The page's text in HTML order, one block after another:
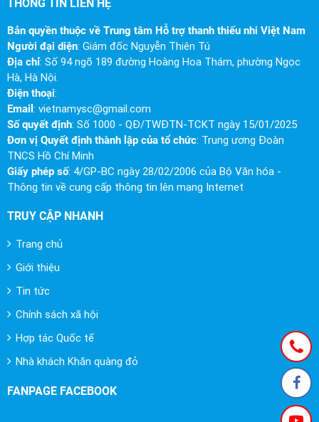
THÔNG TIN LIÊN HỆ
Bản quyền thuộc về Trung tâm Hỗ trợ thanh thiếu nhi Việt Nam
Người đại diện: Giám đốc Nguyễn Thiên Tú
Địa chỉ: Số 94 ngõ 189 đường Hoàng Hoa Thám, phường Ngọc
Hà, Hà Nội.
Điện thoại:
Email : vietnamysc@gmail.com
Số quyết định: Số 1000 - QĐ/TWĐTN-TCKT ngày 15/01/2025
Đơn vị Quyết định thành lập của tổ chức: Trung ương Đoàn
TNCS Hồ Chí Minh
Giấy phép số: 4/GP-BC ngày 28/02/2006 của Bộ Văn hóa -
Thông tin về cung cấp thông tin lên mạng Internet
TRUY CẬP NHANH
Trang chủ
Giới thiệu
Tin tức
Chính sách xã hội
Hợp tác Quốc tế
Nhà khách Khăn quàng đỏ
FANPAGE FACEBOOK